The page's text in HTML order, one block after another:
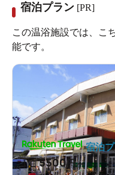
宿泊プラン [PR]
この温浴施設では、こ
能です。
1泊5500円～
宿泊